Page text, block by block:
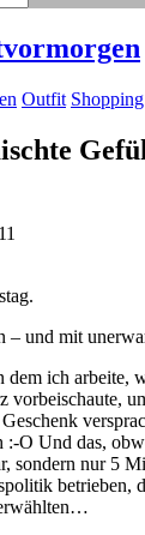
Outfit Shopping
– und mit
ich arbeite,
vorbeischaute,
:-O Und das,
sondern nur 5
betrieben,